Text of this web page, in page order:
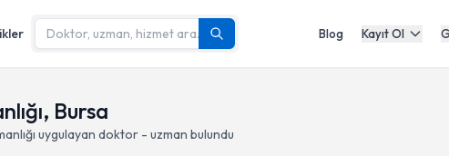
Blog Kayıt Ol
Bursa
uygulayan doktor - uzman bulundu